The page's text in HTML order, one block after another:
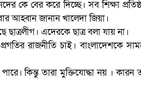
কে বের করে দিচ্ছে। সব শিক্ষা
আহ্বান জানান খালেদা জিয়া।
এদেরকে ছাত্র বলা যায় না।
রাজনীতি চাই। বাংলাদেশকে
কিন্তু তারা মুক্তিযোদ্ধা নয় । কারন